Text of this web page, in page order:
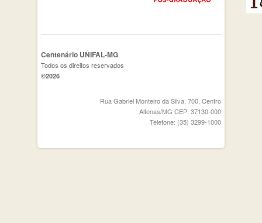
Centenário UNIFAL-MG
Todos os direitos reservados
©2026
Rua Gabriel Monteiro da Silva, 700, Centro
Alfenas/MG CEP: 37130-000
Telefone: (35) 3299-1000